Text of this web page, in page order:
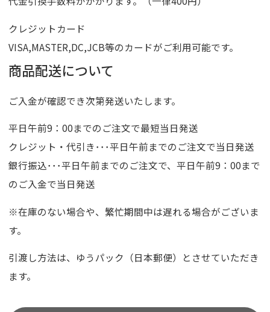
クレジットカード
VISA,MASTER,DC,JCB等のカードがご利用可能です。
商品配送について
ご入金が確認でき次第発送いたします。
平日午前9：00までのご注文で最短当日発送
クレジット・代引き･･･平日午前までのご注文で当日発送
銀行振込･･･平日午前までのご注文で、平日午前9：00まで
のご入金で当日発送
※在庫のない場合や、繁忙期間中は遅れる場合がございま
す。
引渡し方法は、ゆうパック（日本郵便）とさせていただき
ます。